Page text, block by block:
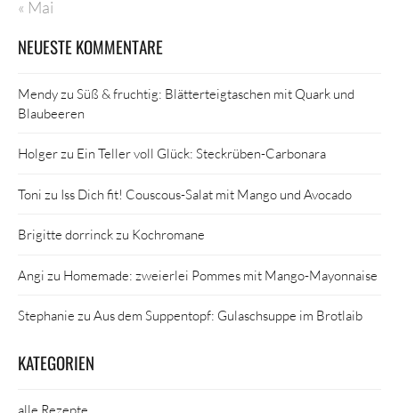
« Mai
NEUESTE KOMMENTARE
Mendyzu Süß & fruchtig: Blätterteigtaschen mit Quark und
Blaubeeren
Holgerzu Ein Teller voll Glück: Steckrüben-Carbonara
Toni zu Iss Dich fit! Couscous-Salat mit Mango und Avocado
Brigitte dorrinckzu Kochromane
Angi zu Homemade: zweierlei Pommes mit Mango-Mayonnaise
Stephanie zu Aus dem Suppentopf: Gulaschsuppe im Brotlaib
KATEGORIEN
alle Rezepte